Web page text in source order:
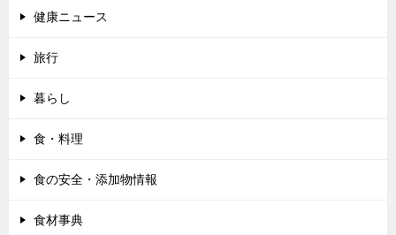
健康ニュース
旅行
暮らし
食・料理
食の安全・添加物情報
食材事典